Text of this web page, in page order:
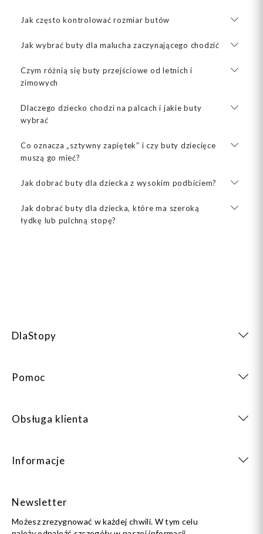
Jak często kontrolować rozmiar butów
Jak wybrać buty dla malucha zaczynającego chodzić
Czym różnią się buty przejściowe od letnich i
zimowych
Dlaczego dziecko chodzi na palcach i jakie buty
wybrać
Co oznacza „sztywny zapiętek” i czy buty dziecięce
muszą go mieć?
Jak dobrać buty dla dziecka z wysokim podbiciem?
Jak dobrać buty dla dziecka, które ma szeroką
łydkę lub pulchną stopę?
DlaStopy
Pomoc
Obsługa klienta
Informacje
Newsletter
Możesz zrezygnować w każdej chwili. W tym celu